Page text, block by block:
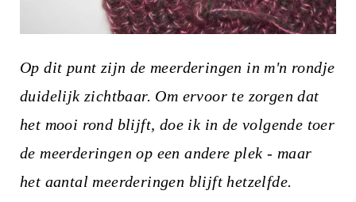
Op dit punt zijn de meerderingen in m'n rondje
duidelijk zichtbaar. Om ervoor te zorgen dat
het mooi rond blijft, doe ik in de volgende toer
de meerderingen op een andere plek - maar
het aantal meerderingen blijft hetzelfde.